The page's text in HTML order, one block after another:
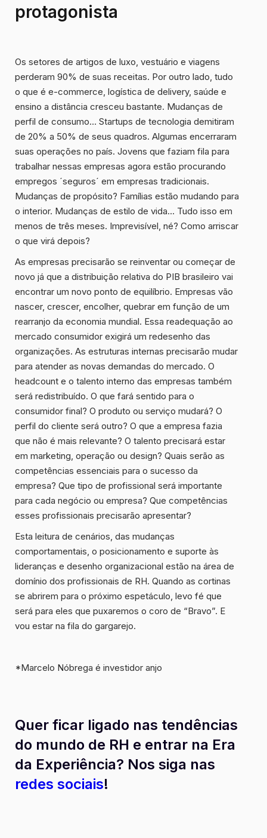
protagonista
Os setores de artigos de luxo, vestuário e viagens
perderam 90% de suas receitas. Por outro lado, tudo
o que é e-commerce, logística de delivery, saúde e
ensino a distância cresceu bastante. Mudanças de
perfil de consumo… Startups de tecnologia demitiram
de 20% a 50% de seus quadros. Algumas encerraram
suas operações no país. Jovens que faziam fila para
trabalhar nessas empresas agora estão procurando
empregos ´seguros´ em empresas tradicionais.
Mudanças de propósito? Famílias estão mudando para
o interior. Mudanças de estilo de vida… Tudo isso em
menos de três meses. Imprevisível, né? Como arriscar
o que virá depois?
As empresas precisarão se reinventar ou começar de
novo já que a distribuição relativa do PIB brasileiro vai
encontrar um novo ponto de equilíbrio. Empresas vão
nascer, crescer, encolher, quebrar em função de um
rearranjo da economia mundial. Essa readequação ao
mercado consumidor exigirá um redesenho das
organizações. As estruturas internas precisarão mudar
para atender as novas demandas do mercado. O
headcount e o talento interno das empresas também
será redistribuído. O que fará sentido para o
consumidor final? O produto ou serviço mudará? O
perfil do cliente será outro? O que a empresa fazia
que não é mais relevante? O talento precisará estar
em marketing, operação ou design? Quais serão as
competências essenciais para o sucesso da
empresa? Que tipo de profissional será importante
para cada negócio ou empresa? Que competências
esses profissionais precisarão apresentar?
Esta leitura de cenários, das mudanças
comportamentais, o posicionamento e suporte às
lideranças e desenho organizacional estão na área de
domínio dos profissionais de RH. Quando as cortinas
se abrirem para o próximo espetáculo, levo fé que
será para eles que puxaremos o coro de “Bravo”. E
vou estar na fila do gargarejo.
*Marcelo Nóbrega é investidor anjo
Quer ficar ligado nas tendências
do mundo de RH e entrar na Era
da Experiência? Nos siga nas
redes sociais!